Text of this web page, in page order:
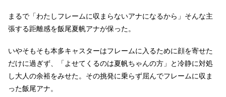
まるで「わたしフレームに収まらないアナになるから」そんな主
張する距離感を飯尾夏帆アナが保った。
いやそもそも本多キャスターはフレームに入るために顔を寄せた
だけに過ぎず、「よせてくるのは夏帆ちゃんの方」と冷静に対処
し大人の余裕をみせた。その挑発に乗らず屈んでフレームに収ま
った飯尾アナ。